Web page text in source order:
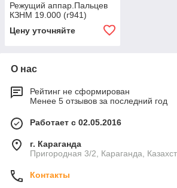
Режущий аппар.Пальцев
КЗНМ 19.000 (г941)
Цену уточняйте
О нас
Рейтинг не сформирован
Менее 5 отзывов за последний год
Работает с 02.05.2016
г. Караганда
Пригородная 3/2, Караганда,
Контакты